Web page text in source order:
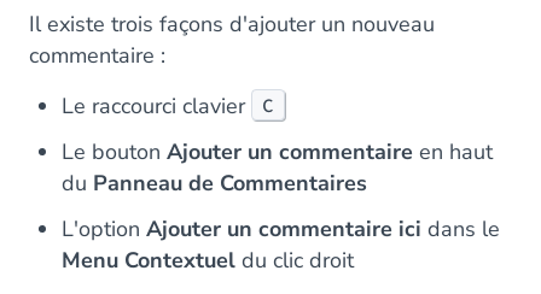
Il existe trois façons d'ajouter un nouveau
commentaire :
Le raccourci clavier
C
Le bouton Ajouter un commentaire en haut
du Panneau de Commentaires
L'option Ajouter un commentaire ici dans le
Menu Contextuel du clic droit